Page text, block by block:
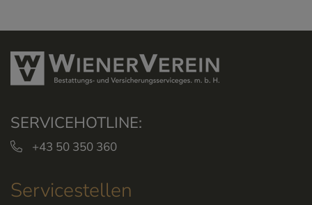
SERVICEHOTLINE:
+43 50 350 360
Servicestellen